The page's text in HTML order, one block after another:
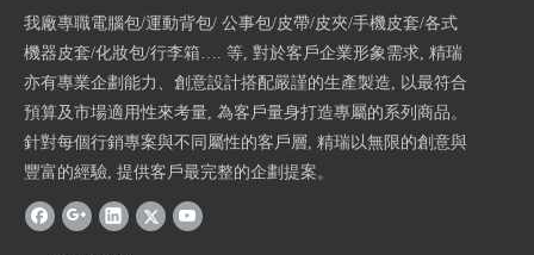
我廠專職電腦包/運動背包/ 公事包/皮帶/皮夾/手機皮套/各式
機器皮套/化妝包/行李箱…. 等, 對於客戶企業形象需求, 精瑞
亦有專業企劃能力、創意設計搭配嚴謹的生產製造, 以最符合
預算及市場適用性來考量, 為客戶量身打造專屬的系列商品。
針對每個行銷專案與不同屬性的客戶層, 精瑞以無限的創意與
豐富的經驗, 提供客戶最完整的企劃提案。